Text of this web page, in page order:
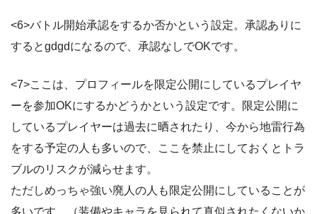
<6>バトル開始承認をするか否かという設定。承認ありに
するとgdgdになるので、承認なしでOKです。
<7>ここは、プロフィールを限定公開にしているプレイヤ
ーを参加OKにするかどうかという設定です。限定公開に
しているプレイヤーは過去に晒されたり、今から地雷行為
をする予定の人も多いので、ここを禁止にしておくとトラ
ブルのリスクが減らせます。
ただしめっちゃ強い廃人の人も限定公開にしていることが
多いです。（装備やキャラを見られて真似されたくないか